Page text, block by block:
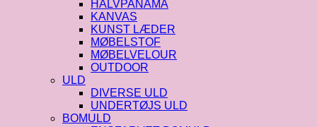
HALVPANAMA
KANVAS
KUNST LÆDER
MØBELSTOF
MØBELVELOUR
OUTDOOR
ULD
DIVERSE ULD
UNDERTØJS ULD
BOMULD